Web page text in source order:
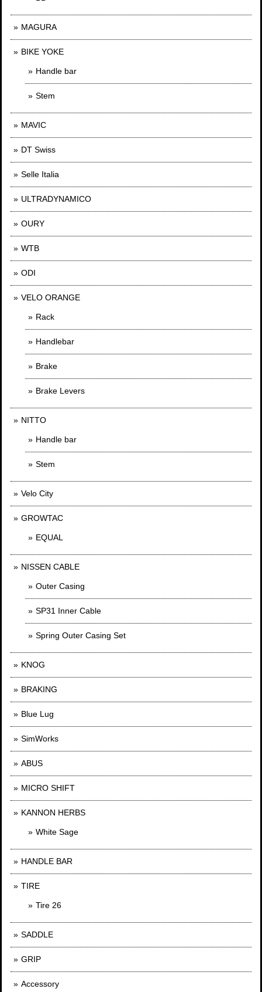
MAGURA
BIKE YOKE
Handle bar
Stem
MAVIC
DT Swiss
Selle Italia
ULTRADYNAMICO
OURY
WTB
ODI
VELO ORANGE
Rack
Handlebar
Brake
Brake Levers
NITTO
Handle bar
Stem
Velo City
GROWTAC
EQUAL
NISSEN CABLE
Outer Casing
SP31 Inner Cable
Spring Outer Casing Set
KNOG
BRAKING
Blue Lug
SimWorks
ABUS
MICRO SHIFT
KANNON HERBS
White Sage
HANDLE BAR
TIRE
Tire 26
SADDLE
GRIP
Accessory